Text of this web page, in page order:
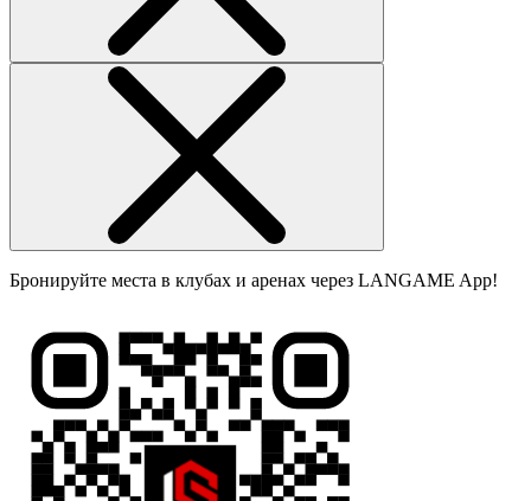
Бронируйте места в клубах и аренах через LANGAME App!